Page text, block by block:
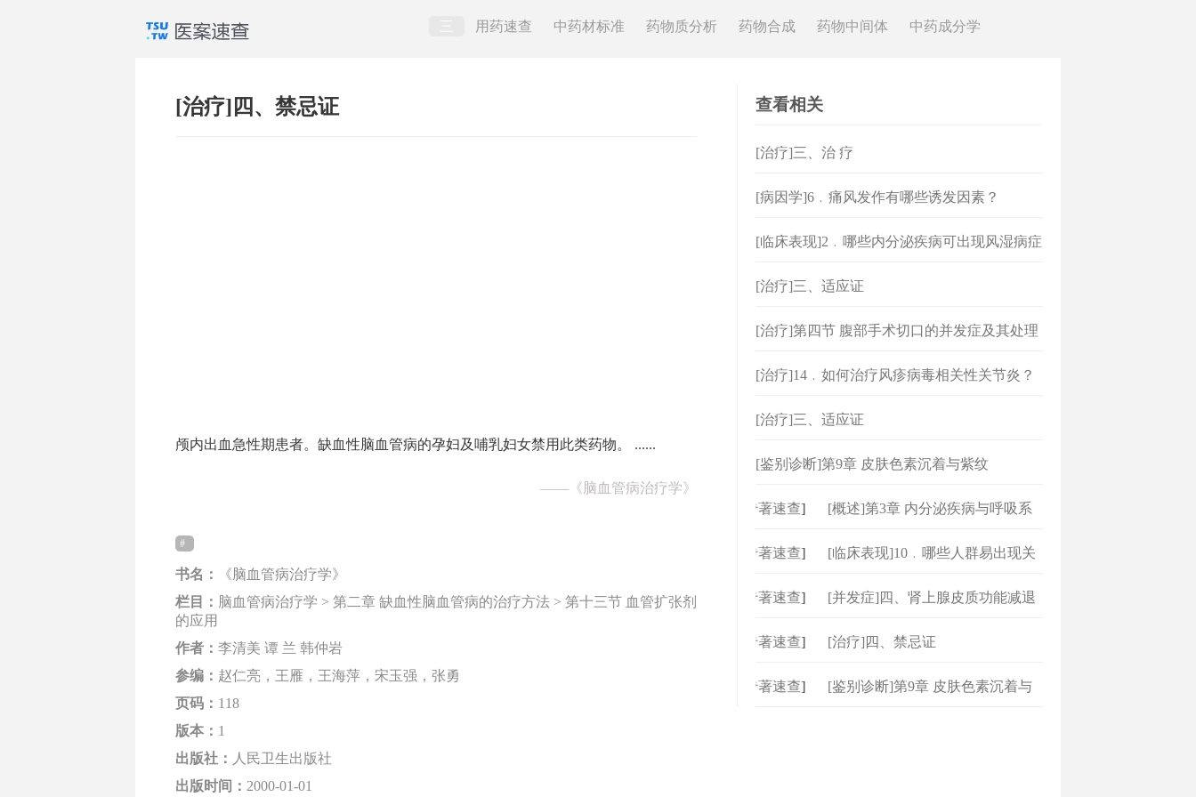
用药速查 中药材标准 药物质分析 药物合成 药物中间体 中药成分学
[治疗]四、禁忌证
颅内出血急性期患者。缺血性脑血管病的孕妇及哺乳妇女禁用此类药物。 ......
—— 《脑血管病治疗学》
书名：
《脑血管病治疗学》
栏目： 脑血管病治疗学 > 第二章 缺血性脑血管病的治疗方法 > 第十三节 血管扩张剂
的应用
作者： 李清美 谭 兰 韩仲岩
参编： 赵仁亮，王雁，王海萍，宋玉强，张勇
页码： 118
版本： 1
出版社： 人民卫生出版社
出版时间： 2000-01-01
查看相关
[治疗]三、治 疗
[病因学]6﹒痛风发作有哪些诱发因素？
[临床表现]2﹒哪些内分泌疾病可出现风湿病症
[治疗]三、适应证
[治疗]第四节 腹部手术切口的并发症及其处理
[治疗]14﹒如何治疗风疹病毒相关性关节炎？
[治疗]三、适应证
[鉴别诊断]第9章 皮肤色素沉着与紫纹
专著速查] [概述]第3章 内分泌疾病与呼吸系
专著速查]
[临床表现]10﹒哪些人群易出现关
专著速查] [并发症]四、肾上腺皮质功能减退
专著速查] [治疗]四、禁忌证
专著速查] [鉴别诊断]第9章 皮肤色素沉着与